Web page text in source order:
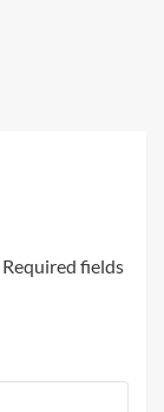
Required fields